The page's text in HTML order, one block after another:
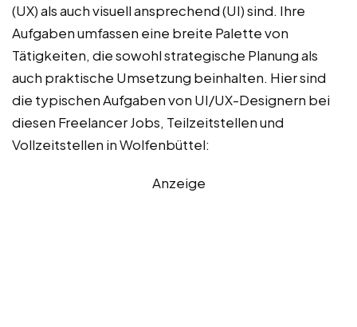
(UX) als auch visuell ansprechend (UI) sind. Ihre
Aufgaben umfassen eine breite Palette von
Tätigkeiten, die sowohl strategische Planung als
auch praktische Umsetzung beinhalten. Hier sind
die typischen Aufgaben von UI/UX-Designern bei
diesen Freelancer Jobs, Teilzeitstellen und
Vollzeitstellen in Wolfenbüttel:
Anzeige